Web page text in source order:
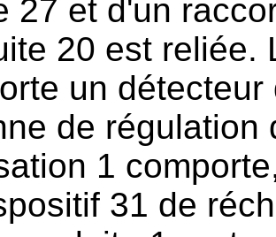
27 et d'un
20 est reliée.
un
de régulation
1
31 de